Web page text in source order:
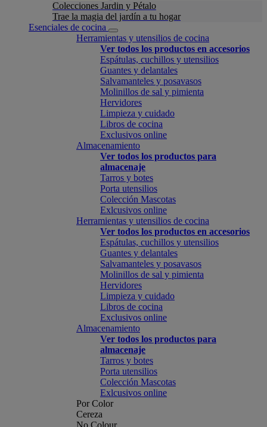
Colecciones Jardin y Pétalo
Trae la magia del jardín a tu hogar
Esenciales de cocina
Herramientas y utensilios de cocina
Ver todos los productos en accesorios
Espátulas, cuchillos y utensilios
Guantes y delantales
Salvamanteles y posavasos
Molinillos de sal y pimienta
Hervidores
Limpieza y cuidado
Libros de cocina
Exclusivos online
Almacenamiento
Ver todos los productos para
almacenaje
Tarros y botes
Porta utensilios
Colección Mascotas
Exlcusivos online
Herramientas y utensilios de cocina
Ver todos los productos en accesorios
Espátulas, cuchillos y utensilios
Guantes y delantales
Salvamanteles y posavasos
Molinillos de sal y pimienta
Hervidores
Limpieza y cuidado
Libros de cocina
Exclusivos online
Almacenamiento
Ver todos los productos para
almacenaje
Tarros y botes
Porta utensilios
Colección Mascotas
Exlcusivos online
Por Color
Cereza
No Colour